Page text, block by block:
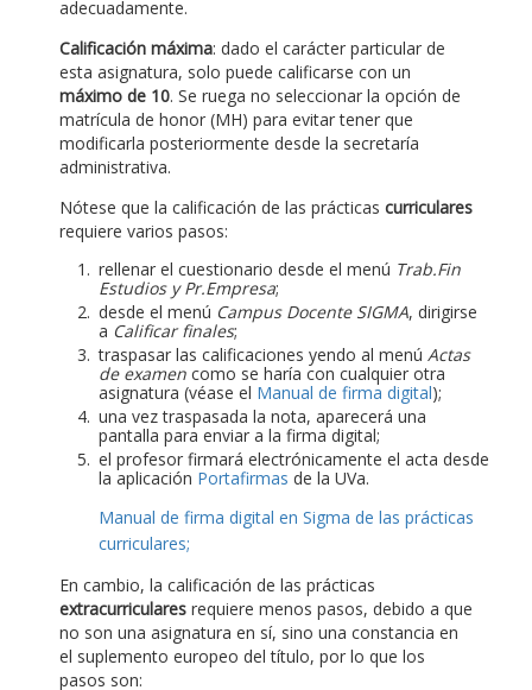
adecuadamente.
Calificación máxima: dado el carácter particular de
esta asignatura, solo puede calificarse con un
máximo de 10. Se ruega no seleccionar la opción de
matrícula de honor (MH) para evitar tener que
modificarla posteriormente desde la secretaría
administrativa.
Nótese que la calificación de las prácticas curriculares
requiere varios pasos:
rellenar el cuestionario desde el menú Trab.Fin
Estudios y Pr.Empresa;
desde el menú Campus Docente SIGMA, dirigirse
a Calificar finales;
traspasar las calificaciones yendo al menú Actas
de examen como se haría con cualquier otra
asignatura (véase el Manual de firma digital);
una vez traspasada la nota, aparecerá una
pantalla para enviar a la firma digital;
el profesor firmará electrónicamente el acta desde
la aplicación Portafirmas de la UVa.
Manual de firma digital en Sigma de las prácticas
curriculares;
En cambio, la calificación de las prácticas
extracurriculares requiere menos pasos, debido a que
no son una asignatura en sí, sino una constancia en
el suplemento europeo del título, por lo que los
pasos son: